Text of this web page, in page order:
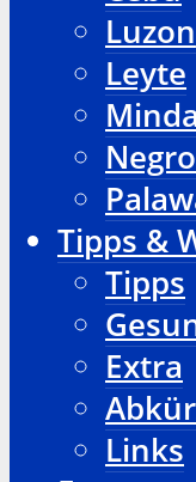
Luzon
Leyte
Tipps &
Tipps
Extra
Links